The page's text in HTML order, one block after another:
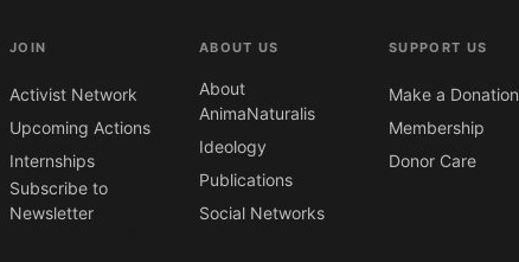
JOIN
Activist Network
Upcoming Actions
Internships
Subscribe to
Newsletter
ABOUT US
About
AnimaNaturalis
Ideology
Publications
Social Networks
SUPPORT US
Make a Donation
Membership
Donor Care